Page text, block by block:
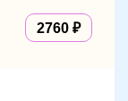
2760